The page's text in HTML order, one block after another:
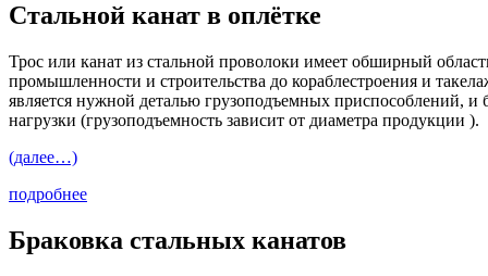
Стальной канат в оплётке
Трос или канат из стальной проволоки имеет обширный
промышленности и строительства до кораблестроения и
является нужной деталью грузоподъемных приспособлений,
нагрузки (грузоподъемность зависит от диаметра продукции ).
(далее…)
подробнее
Браковка стальных канатов